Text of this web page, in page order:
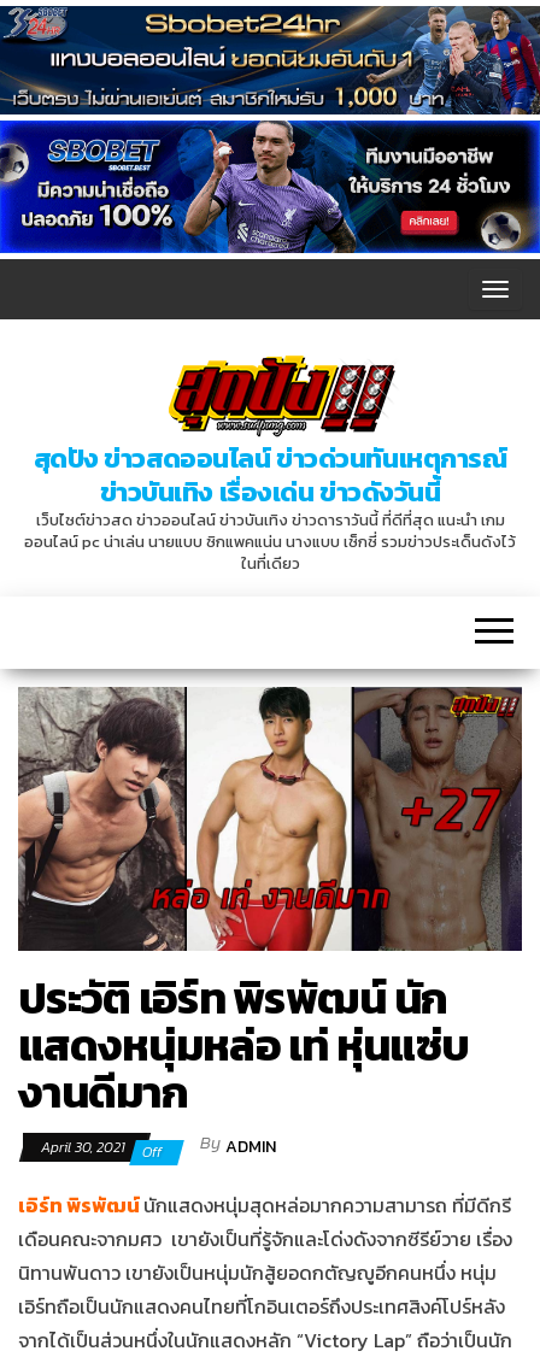
T
e
a
g
a
t
i
o
n
สุดปัง ข่าวสดออนไลน์ ข่าวด่วนทันเหตุการณ์
ข่าวบันเทิง เรื่องเด่น ข่าวดังวันนี้
เว็บไซต์ข่าวสด ข่าวออนไลน์ ข่าวบันเทิง ข่าวดาราวันนี้ ที่ดีที่สุด แนะนำ เกม
ออนไลน์ pc น่าเล่น นายแบบ ซิกแพคแน่น นางแบบ เซ็กซี่ รวมข่าวประเด็นดังไว้
ในที่เดียว
ประวัติ เอิร์ท พิรพัฒน์ นัก
แสดงหนุ่มหล่อ เท่ หุ่นแซ่บ
งานดีมาก
April 30, 2021 Off ByADMIN
เอิร์ท พิรพัฒน์นักแสดงหนุ่มสุดหล่อมากความสามารถ ที่มีดีกรี
เดือนคณะจากมศว เขายังเป็นที่รู้จักและโด่งดังจากซีรีย์วาย เรื่อง
นิทานพันดาว เขายังเป็นหนุ่มนักสู้ยอดกตัญญูอีกคนหนึ่ง หนุ่ม
เอิร์ทถือเป็นนักแสดงคนไทยที่โกอินเตอร์ถึงประเทศสิงค์โปร์หลัง
จากได้เป็นส่วนหนึ่งในนักแสดงหลัก “Victory Lap” ถือว่าเป็นนัก